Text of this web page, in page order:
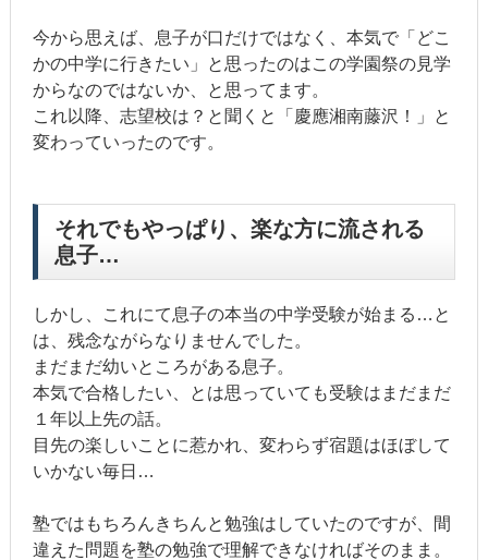
今から思えば、息子が口だけではなく、本気で「どこ
かの中学に行きたい」と思ったのはこの学園祭の見学
からなのではないか、と思ってます。
これ以降、志望校は？と聞くと「慶應湘南藤沢！」と
変わっていったのです。
それでもやっぱり、楽な方に流される
息子…
しかし、これにて息子の本当の中学受験が始まる…と
は、残念ながらなりませんでした。
まだまだ幼いところがある息子。
本気で合格したい、とは思っていても受験はまだまだ
１年以上先の話。
目先の楽しいことに惹かれ、変わらず宿題はほぼして
いかない毎日…
塾ではもちろんきちんと勉強はしていたのですが、間
違えた問題を塾の勉強で理解できなければそのまま。